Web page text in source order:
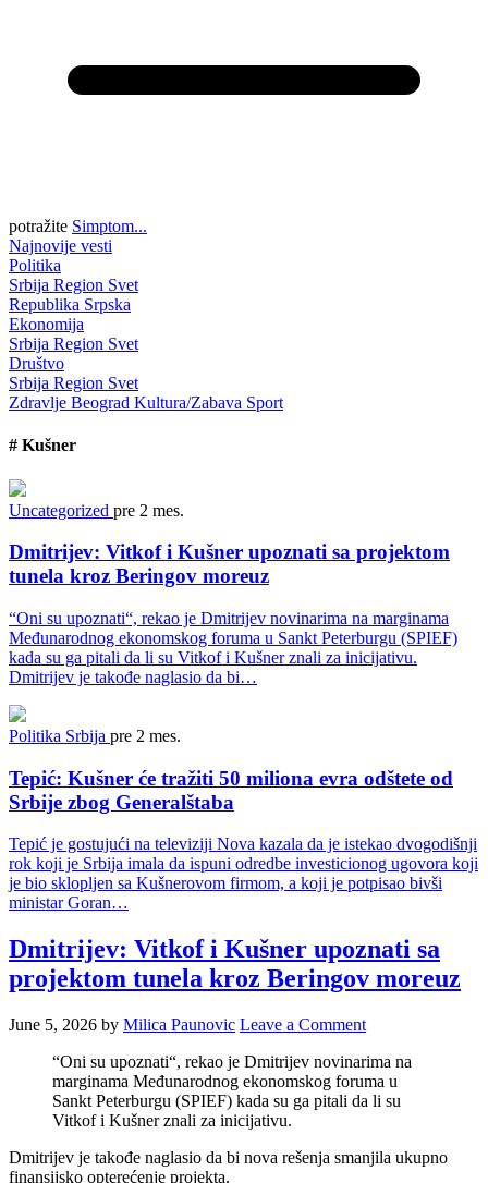
potražite Simptom...
Najnovije vesti
Politika
Srbija Region Svet
Republika Srpska
Ekonomija
Srbija Region Svet
Društvo
Srbija Region Svet
Zdravlje Beograd Kultura/Zabava Sport
# Kušner
Uncategorized pre 2 mes.
Dmitrijev: Vitkof i Kušner upoznati sa projektom
tunela kroz Beringov moreuz
“Oni su upoznati“, rekao je Dmitrijev novinarima na marginama
Međunarodnog ekonomskog foruma u ​​Sankt Peterburgu (SPIEF)
kada su ga pitali da li su Vitkof i Kušner znali za inicijativu.
Dmitrijev je takođe naglasio da bi…
Politika Srbija pre 2 mes.
Tepić: Kušner će tražiti 50 miliona evra odštete od
Srbije zbog Generalštaba
Tepić je gostujući na televiziji Nova kazala da je istekao dvogodišnji
rok koji je Srbija imala da ispuni odredbe investicionog ugovora koji
je bio sklopljen sa Kušnerovom firmom, a koji je potpisao bivši
ministar Goran…
Dmitrijev: Vitkof i Kušner upoznati sa
projektom tunela kroz Beringov moreuz
June 5, 2026 by Milica Paunovic Leave a Comment
“Oni su upoznati“, rekao je Dmitrijev novinarima na
marginama Međunarodnog ekonomskog foruma u ​​
Sankt Peterburgu (SPIEF) kada su ga pitali da li su
Vitkof i Kušner znali za inicijativu.
Dmitrijev je takođe naglasio da bi nova rešenja smanjila ukupno
finansijsko opterećenje projekta.